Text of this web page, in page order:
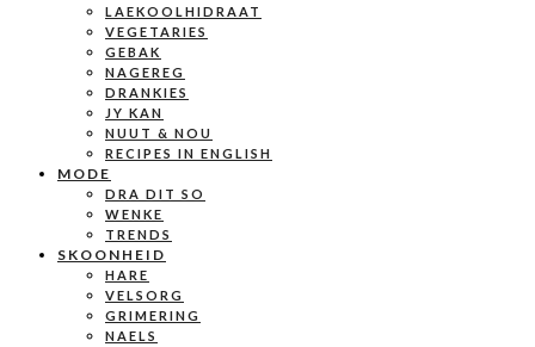
LAEKOOLHIDRAAT
VEGETARIES
GEBAK
NAGEREG
DRANKIES
JY KAN
NUUT & NOU
RECIPES IN ENGLISH
MODE
DRA DIT SO
WENKE
TRENDS
SKOONHEID
HARE
VELSORG
GRIMERING
NAELS